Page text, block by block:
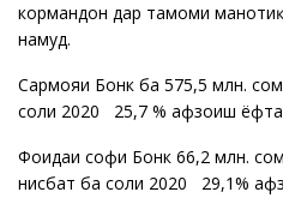
кормандон дар тамоми
намуд.
Сармояи Бонк ба 575,5 млн.
соли 2020 25,7 % афзоиш
Фоидаи софи Бонк 66,2 млн.
нисбат ба соли 2020 29,1%